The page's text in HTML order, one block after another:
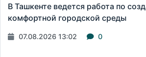
В Ташкенте ведется работа по
комфортной городской среды
07.08.2026 13:02 0